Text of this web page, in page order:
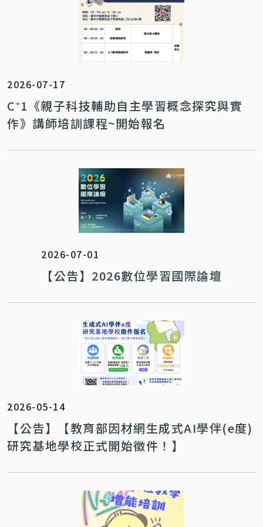
2026-07-17
C⁺1《親子科技輔助自主學習概念探究與實
作》講師培訓課程~開始報名
2026-07-01
【公告】2026數位學習國際論壇
2026-05-14
【公告】【教育部因材網生成式AI學伴(e度)
研究基地學校正式開始徵件！】